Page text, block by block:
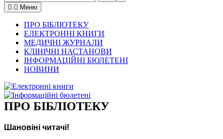
Меню
ПРО БІБЛІОТЕКУ
ЕЛЕКТРОННІ КНИГИ
МЕДИЧНІ ЖУРНАЛИ
КЛІНІЧНІ НАСТАНОВИ
ІНФОРМАЦІЙНІ БЮЛЕТЕНІ
НОВИНИ
ПРО БІБЛІОТЕКУ
Шановіні читачі!